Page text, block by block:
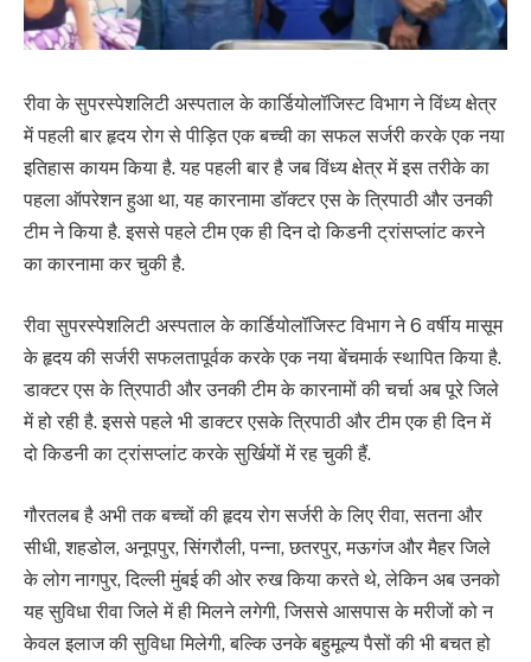
रीवा के सुपरस्पेशलिटी अस्पताल के कार्डियोलॉजिस्ट विभाग ने विंध्य क्षेत्र
में पहली बार हृदय रोग से पीड़ित एक बच्ची का सफल सर्जरी करके एक नया
इतिहास कायम किया है. यह पहली बार है जब विंध्य क्षेत्र में इस तरीके का
पहला ऑपरेशन हुआ था, यह कारनामा डॉक्टर एस के त्रिपाठी और उनकी
टीम ने किया है. इससे पहले टीम एक ही दिन दो किडनी ट्रांसप्लांट करने
का कारनामा कर चुकी है.
रीवा सुपरस्पेशलिटी अस्पताल के कार्डियोलॉजिस्ट विभाग ने 6 वर्षीय मासूम
के हृदय की सर्जरी सफलतापूर्वक करके एक नया बेंचमार्क स्थापित किया है.
डाक्टर एस के त्रिपाठी और उनकी टीम के कारनामों की चर्चा अब पूरे जिले
में हो रही है. इससे पहले भी डाक्टर एसके त्रिपाठी और टीम एक ही दिन में
दो किडनी का ट्रांसप्लांट करके सुर्खियों में रह चुकी हैं.
गौरतलब है अभी तक बच्चों की हृदय रोग सर्जरी के लिए रीवा, सतना और
सीधी, शहडोल, अनूपपुर, सिंगरौली, पन्ना, छतरपुर, मऊगंज और मैहर जिले
के लोग नागपुर, दिल्ली मुंबई की ओर रुख किया करते थे, लेकिन अब उनको
यह सुविधा रीवा जिले में ही मिलने लगेगी, जिससे आसपास के मरीजों को न
केवल इलाज की सुविधा मिलेगी, बल्कि उनके बहुमूल्य पैसों की भी बचत हो